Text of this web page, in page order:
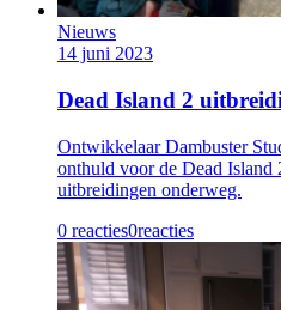
Nieuws
14 juni 2023
Dead Island 2
Ontwikkelaar Dambuster
onthuld voor de Dead Island
uitbreidingen onderweg.
0 reacties0reacties